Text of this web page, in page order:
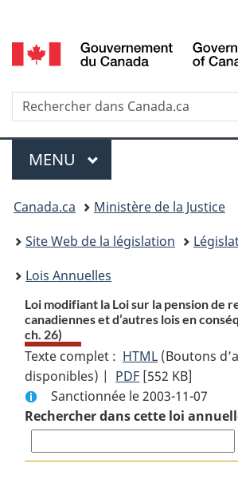
au
contenu
propos
de
la
HTML
simplifiée
selection
Recherche
Menu
MENU PRINCIPAL
Vous
etes
ici
Canada.ca
Ministère de la Justice
Site Web de la législation
Lois Annuelles
Loi modifiant la Loi sur la pension de
canadiennes et d’autres lois en
ch. 26)
Texte complet : HTML Texte
complet
:
Loi
modifiant
la
(Boutons
disponibles) | PDF Texte
complet
:
Loi
modifiant
[552 KB]
Sanctionnée le 2003-11-07
Rechercher dans cette loi